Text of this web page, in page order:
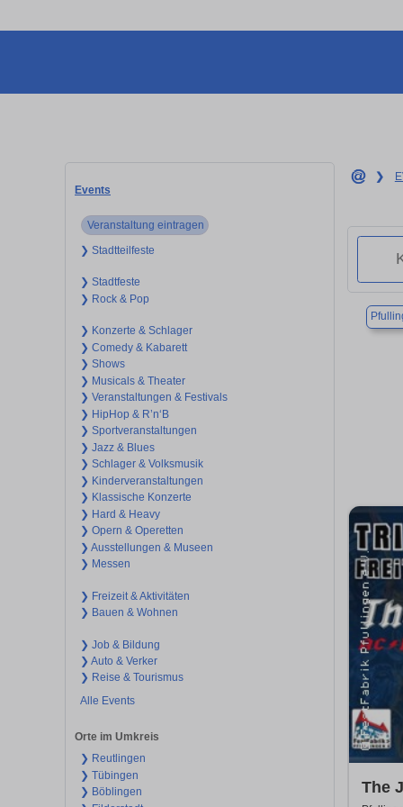
Events
Veranstaltung eintragen
❯ Stadtteilfeste
❯ Stadtfeste
❯ Rock & Pop
❯ Konzerte & Schlager
❯ Comedy & Kabarett
❯ Shows
❯ Musicals & Theater
❯ Veranstaltungen & Festivals
❯ HipHop & R’n‘B
❯ Sportveranstaltungen
❯ Jazz & Blues
❯ Schlager & Volksmusik
❯ Kinderveranstaltungen
❯ Klassische Konzerte
❯ Hard & Heavy
❯ Opern & Operetten
❯ Ausstellungen & Museen
❯ Messen
❯ Freizeit & Aktivitäten
❯ Bauen & Wohnen
❯ Job & Bildung
❯ Auto & Verker
❯ Reise & Tourismus
Alle Events
Orte im Umkreis
❯ Reutlingen
❯ Tübingen
❯ Böblingen
❯
The